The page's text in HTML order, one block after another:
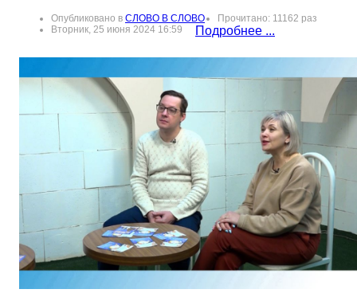
Опубликовано в СЛОВО В СЛОВО
Прочитано: 11162 раз
Вторник, 25 июня 2024 16:59
Подробнее ...